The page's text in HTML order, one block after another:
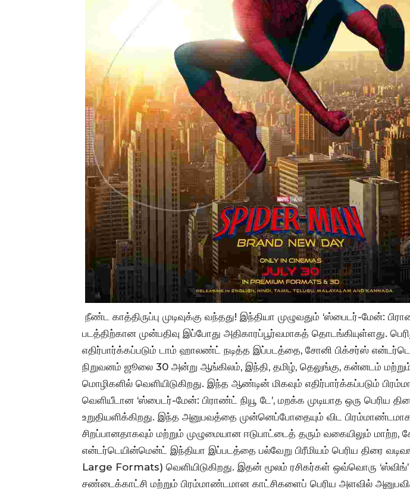
நீண்ட காத்திருப்பு முடிவுக்கு வந்தது! இந்தியா முழுவதும் ‘ஸ்பைடர்-மேன்:
படத்திற்கான முன்பதிவு இப்போது அதிகாரப்பூர்வமாகத் தொடங்கியுள்ளது.
எதிர்பார்க்கப்படும் டாம் ஹாலண்ட் நடித்த இப்படத்தை, சோனி பிக்சர்ஸ்
நிறுவனம் ஜூலை 30 அன்று ஆங்கிலம், இந்தி, தமிழ், தெலுங்கு, கன்னடம்
மொழிகளில் வெளியிடுகிறது. இந்த ஆண்டின் மிகவும் எதிர்பார்க்கப்படும்
வெளியீடான ‘ஸ்பைடர்-மேன்: பிராண்ட் நியூ டே’, மறக்க முடியாத ஒரு பெரிய
உறுதியளிக்கிறது. இந்த அனுபவத்தை முன்னெப்போதையும் விட
சிறப்பானதாகவும் மற்றும் முழுமையான ஈடுபாட்டைத் தரும் வகையிலும் மாற்ற,
என்டர்டெயின்மென்ட் இந்தியா இப்படத்தை பல்வேறு பிரீமியம் பெரிய திரை
Large Formats) வெளியிடுகிறது. இதன் மூலம் ரசிகர்கள் ஒவ்வொரு
சண்டைக்காட்சி மற்றும் பிரம்மாண்டமான காட்சிகளைப் பெரிய அளவில்